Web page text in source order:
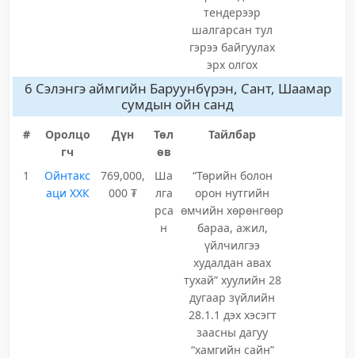
тендерээр
шалгарсан тул
гэрээ байгуулах
эрх олгох
6 Сэлэнгэ аймгийн Баруунбүрэн, Сант, Шаамар
сумдын ойн санд
#
Оролцо
гч
Дүн
Төл
өв
Тайлбар
1
Ойнтакс
аци ХХК
769,000,
000 ₮
Ша
лга
рса
н
“Төрийн болон
орон нутгийн
өмчийн хөрөнгөөр
бараа, ажил,
үйлчилгээ
худалдан авах
тухай” хуулийн 28
дугаар зүйлийн
28.1.1 дэх хэсэгт
заасны дагуу
“хамгийн сайн”